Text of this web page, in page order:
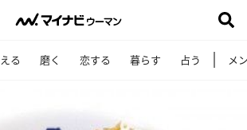
る 磨く 恋する 暮らす 占う メ